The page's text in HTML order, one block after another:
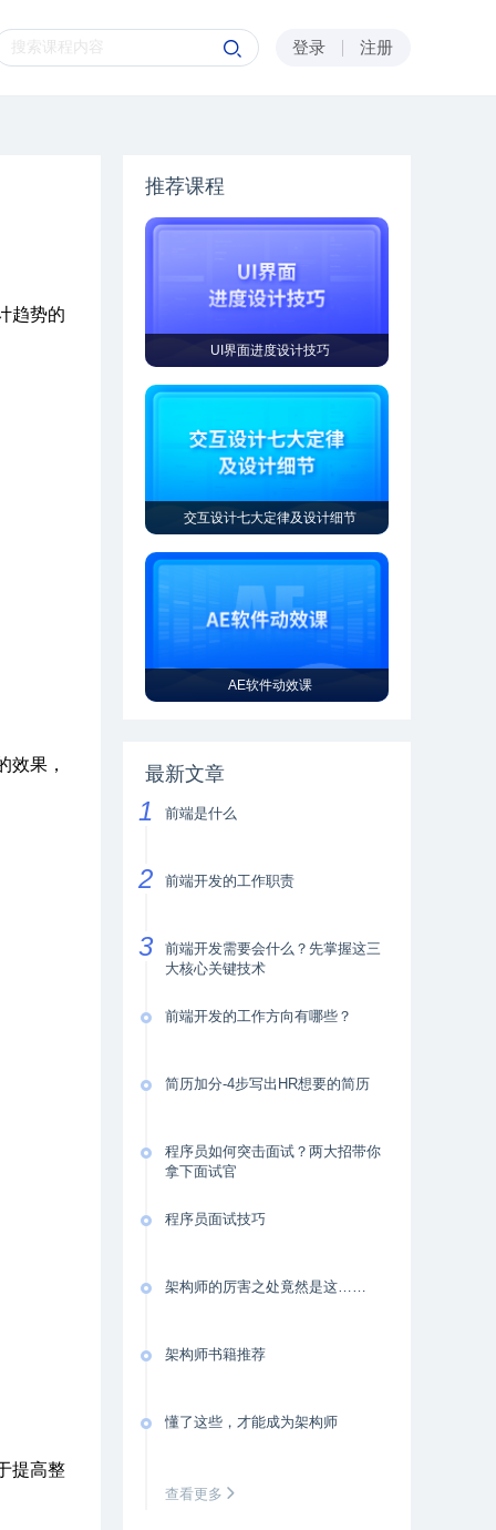
登录 注册
趋势的
果，
提高整
推荐课程
UI界面进度设计技巧
交互设计七大定律及设计细节
AE软件动效课
最新文章
前端是什么
前端开发的工作职责
前端开发需要会什么？先掌握这三
大核心关键技术
前端开发的工作方向有哪些？
简历加分-4步写出HR想要的简历
程序员如何突击面试？两大招带你
拿下面试官
程序员面试技巧
架构师的厉害之处竟然是这……
架构师书籍推荐
懂了这些，才能成为架构师
查看更多